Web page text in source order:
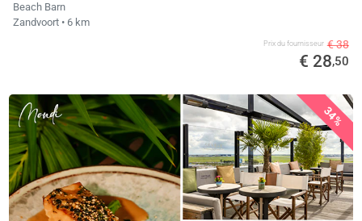
Beach Barn
Zandvoort • 6 km
Prix ​​du fournisseur € 38
€ 28,50
34%